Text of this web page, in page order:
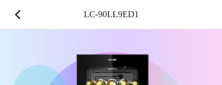
LC-90LL9ED1